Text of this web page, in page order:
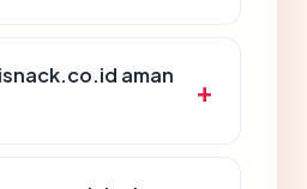
aman